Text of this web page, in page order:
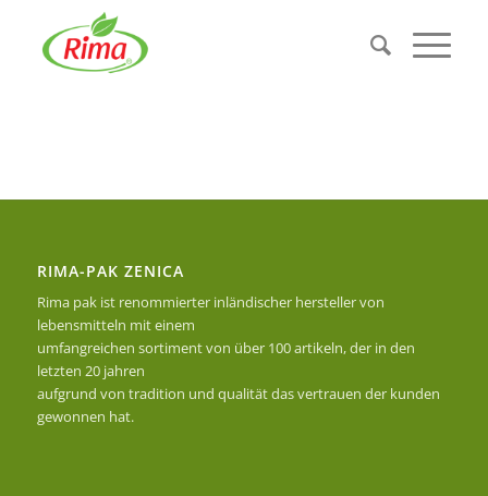
RIMA-PAK ZENICA
Rima pak ist renommierter inländischer hersteller von
lebensmitteln mit einem
umfangreichen sortiment von über 100 artikeln, der in den
letzten 20 jahren
aufgrund von tradition und qualität das vertrauen der kunden
gewonnen hat.